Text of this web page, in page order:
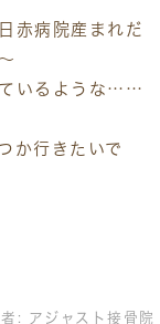
赤病院産まれだ
ているような……
か行きたいで
: アジャスト接骨院